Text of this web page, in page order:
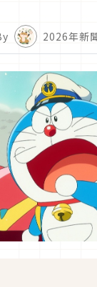
2026年新